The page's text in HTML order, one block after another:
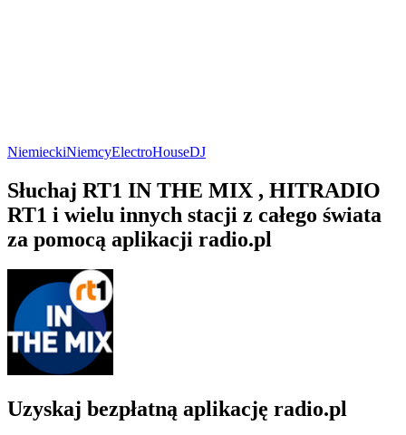
NiemieckiNiemcyElectroHouseDJ
Słuchaj RT1 IN THE MIX , HITRADIO
RT1 i wielu innych stacji z całego świata
za pomocą aplikacji radio.pl
Uzyskaj bezpłatną aplikację radio.pl